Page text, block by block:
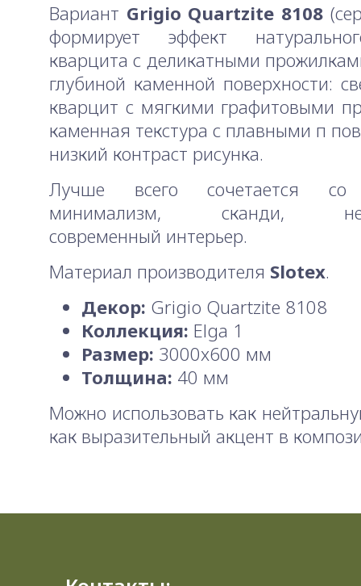
Вариант Grigio Quartzite 8108
формирует эффект
кварцита с деликатными
глубиной каменной поверхности:
кварцит с мягкими графитовыми
каменная текстура с плавными п
низкий контраст рисунка.
Лучше всего сочетается со
минимализм, сканди,
современный интерьер.
Материал производителя Slotex.
Декор: Grigio Quartzite 8108
Коллекция: Elga 1
Размер: 3000x600 мм
Толщина: 40 мм
Можно использовать как
как выразительный акцент в